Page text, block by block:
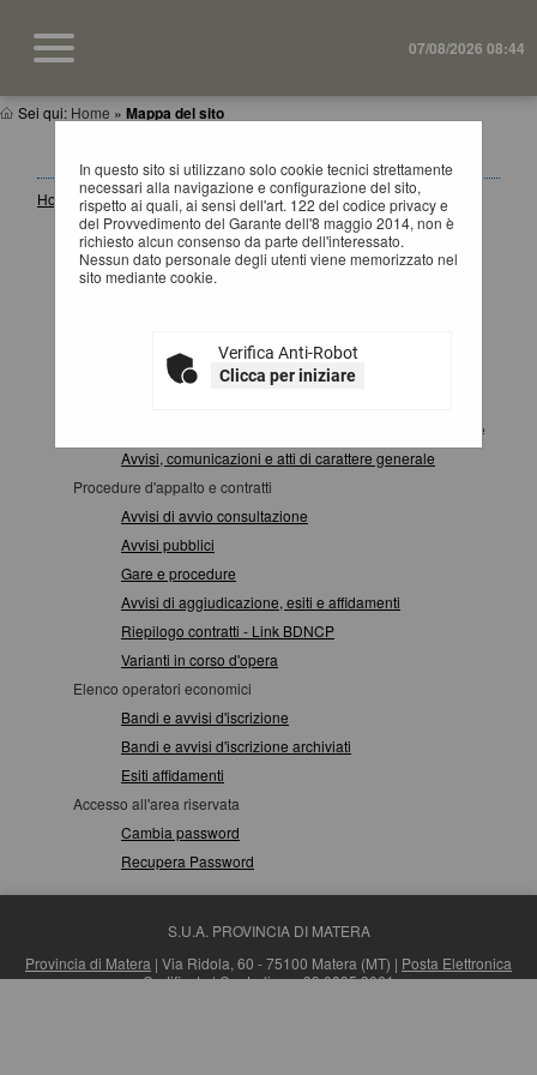
07/08/2026 08:44
Sei qui: Home » Mappa del sito
In questo sito si utilizzano solo cookie tecnici strettamente
necessari alla navigazione e configurazione del sito,
rispetto ai quali, ai sensi dell'art. 122 del codice privacy e
del Provvedimento del Garante dell'8 maggio 2014, non è
richiesto alcun consenso da parte dell'interessato.
Nessun dato personale degli utenti viene memorizzato nel
sito mediante cookie.
Verifica Anti-Robot
Clicca per iniziare
MAPPA SITO
Home
Informazioni
Accesso area riservata SA
Istruzioni e manuali
Help desk operatore economico
Atti e documenti di carattere generale riferiti a tutte le procedure
Avvisi, comunicazioni e atti di carattere generale
Procedure d'appalto e contratti
Avvisi di avvio consultazione
Avvisi pubblici
Gare e procedure
Avvisi di aggiudicazione, esiti e affidamenti
Riepilogo contratti - Link BDNCP
Varianti in corso d'opera
Elenco operatori economici
Bandi e avvisi d'iscrizione
Bandi e avvisi d'iscrizione archiviati
Esiti affidamenti
Accesso all'area riservata
Cambia password
Recupera Password
S.U.A. PROVINCIA DI MATERA
Provincia di Matera | Via Ridola, 60 - 75100 Matera (MT) | Posta Elettronica
Certificata| Centralino: +39 0835 3061